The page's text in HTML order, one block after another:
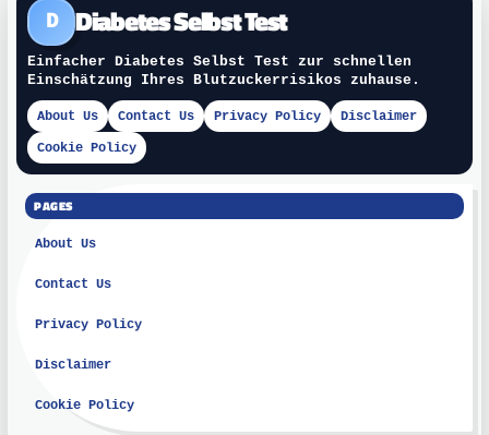
D Diabetes Selbst Test
Einfacher Diabetes Selbst Test zur schnellen
Einschätzung Ihres Blutzuckerrisikos zuhause.
About Us Contact Us Privacy Policy Disclaimer
Cookie Policy
PAGES
About Us
Contact Us
Privacy Policy
Disclaimer
Cookie Policy